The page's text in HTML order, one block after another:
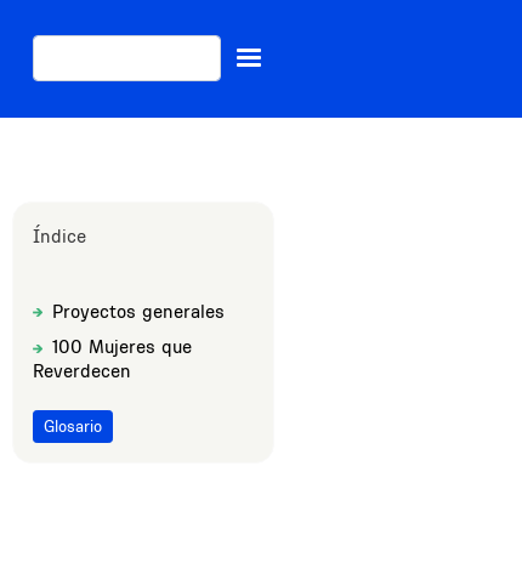
Índice
Sections
TitleProyectos generales
Title100 Mujeres que
Reverdecen
Glosario